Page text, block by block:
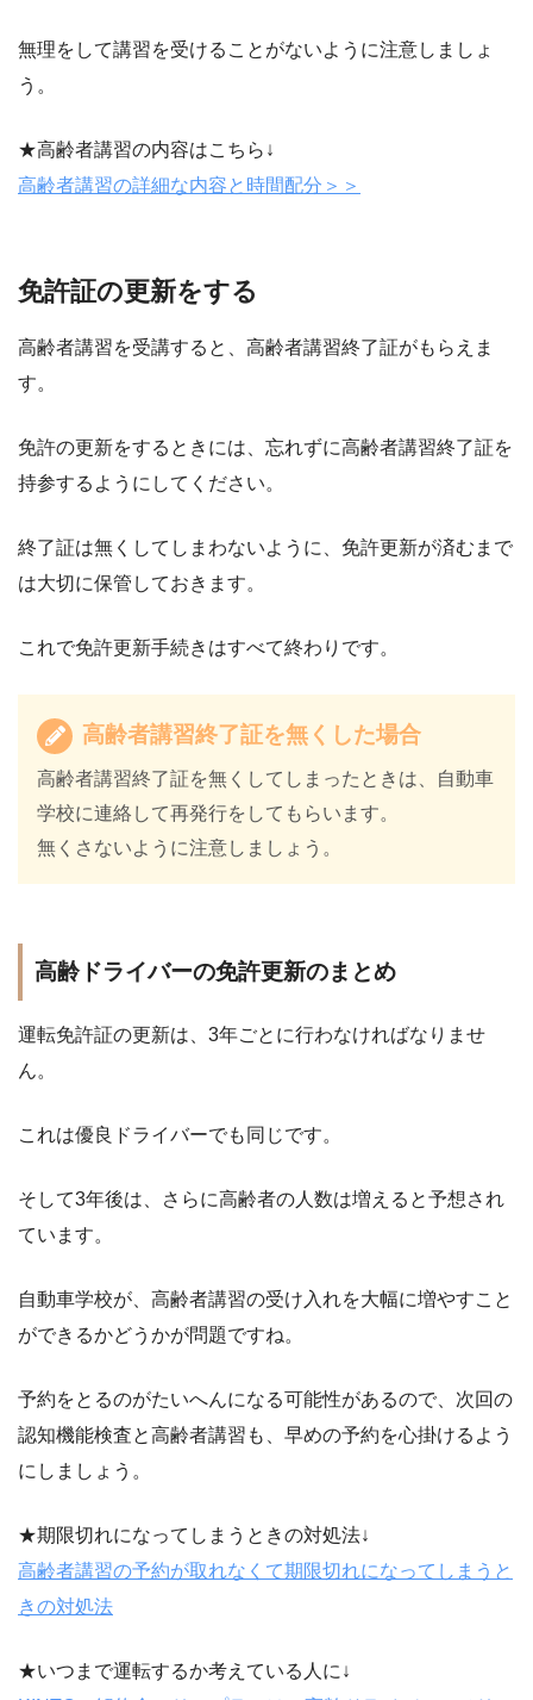
無理をして講習を受けることがないように注意しましょ
う。
★高齢者講習の内容はこちら↓
高齢者講習の詳細な内容と時間配分＞＞
免許証の更新をする
高齢者講習を受講すると、高齢者講習終了証がもらえま
す。
免許の更新をするときには、忘れずに高齢者講習終了証を
持参するようにしてください。
終了証は無くしてしまわないように、免許更新が済むまで
は大切に保管しておきます。
これで免許更新手続きはすべて終わりです。
高齢者講習終了証を無くした場合
高齢者講習終了証を無くしてしまったときは、自動車
学校に連絡して再発行をしてもらいます。
無くさないように注意しましょう。
高齢ドライバーの免許更新のまとめ
運転免許証の更新は、3年ごとに行わなければなりませ
ん。
これは優良ドライバーでも同じです。
そして3年後は、さらに高齢者の人数は増えると予想され
ています。
自動車学校が、高齢者講習の受け入れを大幅に増やすこと
ができるかどうかが問題ですね。
予約をとるのがたいへんになる可能性があるので、次回の
認知機能検査と高齢者講習も、早めの予約を心掛けるよう
にしましょう。
★期限切れになってしまうときの対処法↓
高齢者講習の予約が取れなくて期限切れになってしまうと
きの対処法
★いつまで運転するか考えている人に↓